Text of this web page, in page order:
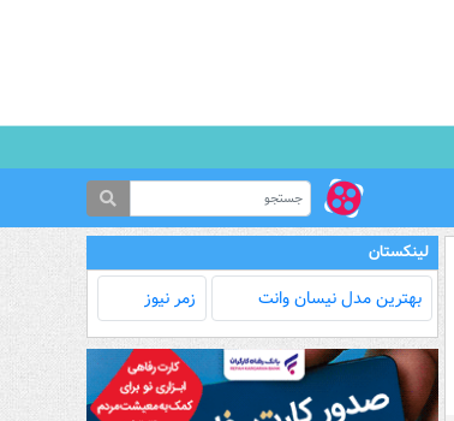
لینکستان
بهترین مدل‌ نیسان وانت زمر نیوز